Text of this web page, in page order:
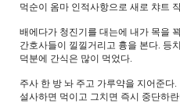
먹순이 옴마 인적사항으로 새로 챠트
배에다가 청진기를 대는에 내가 목을
간호사들이 낄낄거리고 흉을 본다. 등
덕분에 간식은 많이 먹었다.
주사 한 방 놔 주고 가루약을 지어준다.
설사하면 먹이고 그치면 즉시 중단하